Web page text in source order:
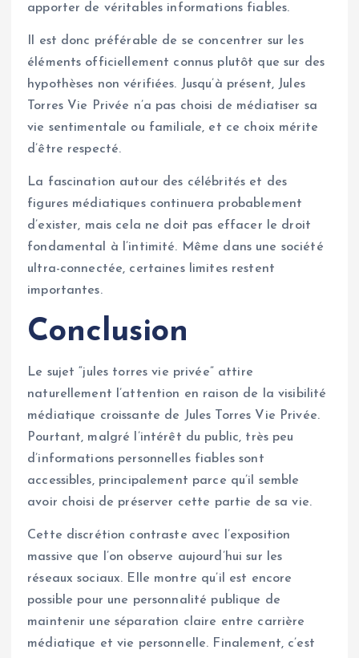
apporter de véritables informations fiables.
Il est donc préférable de se concentrer sur les
éléments officiellement connus plutôt que sur des
hypothèses non vérifiées. Jusqu’à présent, Jules
Torres Vie Privée n’a pas choisi de médiatiser sa
vie sentimentale ou familiale, et ce choix mérite
d’être respecté.
La fascination autour des célébrités et des
figures médiatiques continuera probablement
d’exister, mais cela ne doit pas effacer le droit
fondamental à l’intimité. Même dans une société
ultra-connectée, certaines limites restent
importantes.
Conclusion
Le sujet “jules torres vie privée” attire
naturellement l’attention en raison de la visibilité
médiatique croissante de Jules Torres Vie Privée.
Pourtant, malgré l’intérêt du public, très peu
d’informations personnelles fiables sont
accessibles, principalement parce qu’il semble
avoir choisi de préserver cette partie de sa vie.
Cette discrétion contraste avec l’exposition
massive que l’on observe aujourd’hui sur les
réseaux sociaux. Elle montre qu’il est encore
possible pour une personnalité publique de
maintenir une séparation claire entre carrière
médiatique et vie personnelle. Finalement, c’est